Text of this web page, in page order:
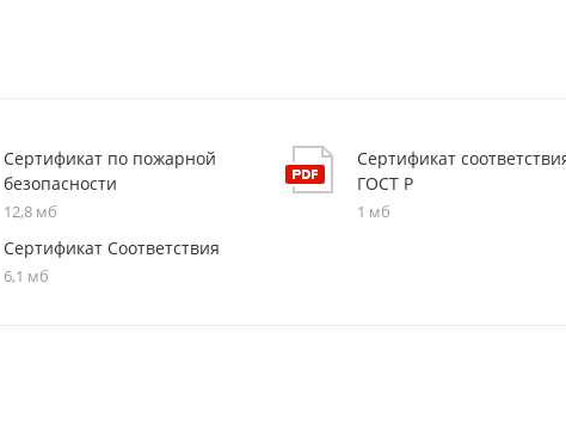
Сертификат по пожарной
безопасности
12,8 мб
Сертификат
ГОСТ Р
1 мб
Сертификат Соответствия
6,1 мб